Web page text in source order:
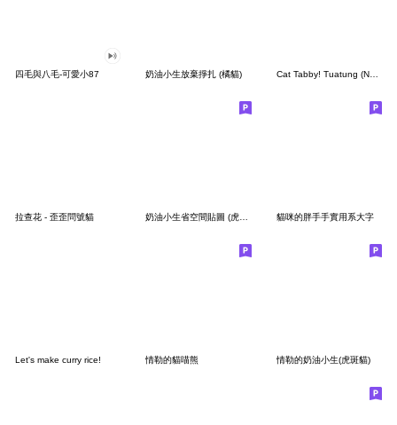
四毛與八毛-可愛小87 奶油小生放棄掙扎 (橘貓) Cat Tabby! Tuatung (No text)
拉查花 - 歪歪問號貓 貓咪的胖手手實用系大字
Let's make curry rice! 情勒的貓喵熊 情勒的奶油小生(虎斑貓)